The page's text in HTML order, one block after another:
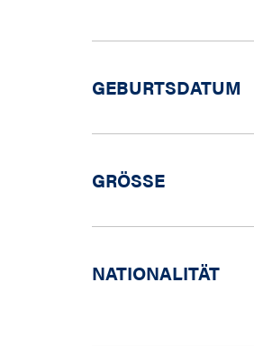
GEBURTSDATUM
GRÖSSE
NATIONALITÄT